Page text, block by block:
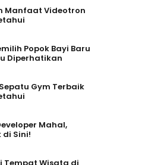
Manfaat Videotron
Popok Bayi Baru
Diperhatikan
Gym Terbaik
Mahal,
di Sini!